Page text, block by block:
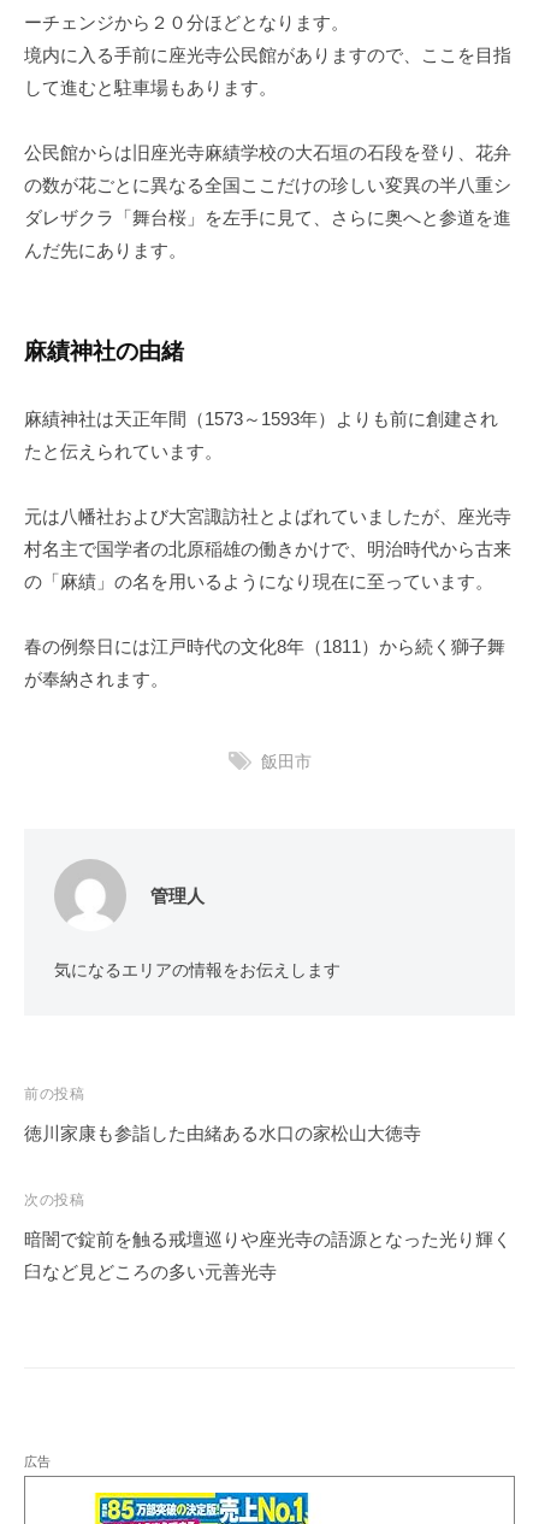
ーチェンジから２０分ほどとなります。
境内に入る手前に座光寺公民館がありますので、ここを目指
して進むと駐車場もあります。
公民館からは旧座光寺麻績学校の大石垣の石段を登り、花弁
の数が花ごとに異なる全国ここだけの珍しい変異の半八重シ
ダレザクラ「舞台桜」を左手に見て、さらに奥へと参道を進
んだ先にあります。
麻績神社の由緒
麻績神社は天正年間（1573～1593年）よりも前に創建され
たと伝えられています。
元は八幡社および大宮諏訪社とよばれていましたが、座光寺
村名主で国学者の北原稲雄の働きかけで、明治時代から古来
の「麻績」の名を用いるようになり現在に至っています。
春の例祭日には江戸時代の文化8年（1811）から続く獅子舞
が奉納されます。
飯田市
管理人
気になるエリアの情報をお伝えします
投
稿
ビ
ゲ
ー
前の投稿
徳川家康も参詣した由緒ある水口の家松山大徳寺
次の投稿
暗闇で錠前を触る戒壇巡りや座光寺の語源となった光り輝く
臼など見どころの多い元善光寺
広告